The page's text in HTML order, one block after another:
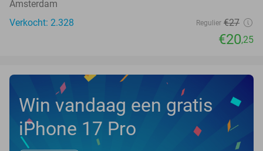
Amsterdam
Verkocht: 2.328
Regulier €27
€20,25
Win vandaag een gratis
iPhone 17 Pro